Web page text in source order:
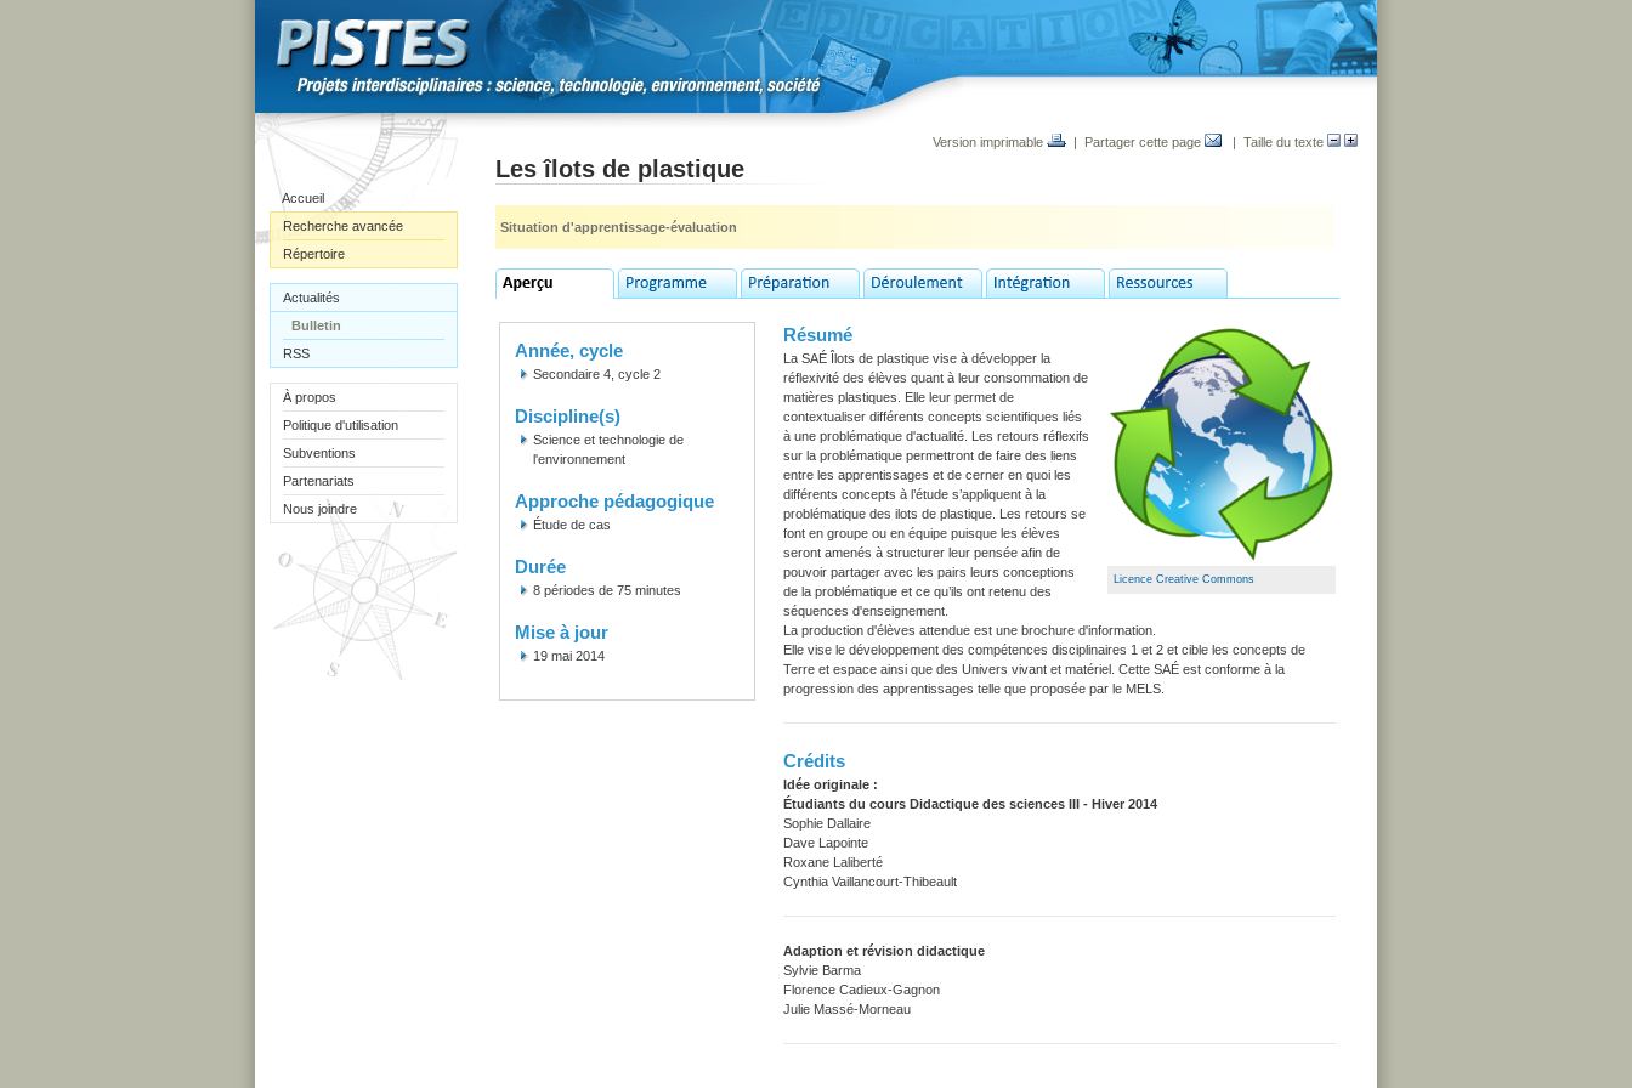
Accueil
Recherche avancée
Répertoire
Actualités
Bulletin
RSS
À propos
Politique d'utilisation
Subventions
Partenariats
Nous joindre
Version imprimable | Partager cette page | Taille du texte
Les îlots de plastique
Situation d'apprentissage-évaluation
Année, cycle
Secondaire 4, cycle 2
Discipline(s)
Science et technologie de
l'environnement
Approche pédagogique
Étude de cas
Durée
8 périodes de 75 minutes
Mise à jour
19 mai 2014
Licence Creative Commons
Résumé
La SAÉ Îlots de plastique vise à développer la
réflexivité des élèves quant à leur consommation de
matières plastiques. Elle leur permet de
contextualiser différents concepts scientifiques liés
à une problématique d'actualité. Les retours réflexifs
sur la problématique permettront de faire des liens
entre les apprentissages et de cerner en quoi les
différents concepts à l’étude s’appliquent à la
problématique des ilots de plastique. Les retours se
font en groupe ou en équipe puisque les élèves
seront amenés à structurer leur pensée afin de
pouvoir partager avec les pairs leurs conceptions
de la problématique et ce qu’ils ont retenu des
séquences d'enseignement.
La production d'élèves attendue est une brochure d'information.
Elle vise le développement des compétences disciplinaires 1 et 2 et cible les concepts de
Terre et espace ainsi que des Univers vivant et matériel. Cette SAÉ est conforme à la
progression des apprentissages telle que proposée par le MELS.
Crédits
Idée originale :
Étudiants du cours Didactique des sciences III - Hiver 2014
Sophie Dallaire
Dave Lapointe
Roxane Laliberté
Cynthia Vaillancourt-Thibeault
Adaption et révision didactique
Sylvie Barma
Florence Cadieux-Gagnon
Julie Massé-Morneau